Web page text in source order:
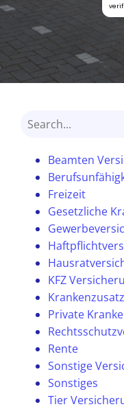
Beamten
Freizeit
Gesetzliche
KFZ
Private
Rente
Sonstige
Sonstiges
Tier